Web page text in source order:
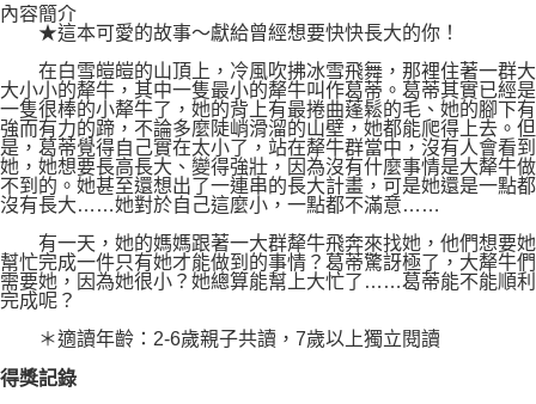
博客來商品配送方式
每筆NT$80，滿NT$1,000(含以上)免運費
內容簡介
★這本可愛的故事～獻給曾經想要快快長大的你！
在白雪皚皚的山頂上，冷風吹拂冰雪飛舞，那裡住著一群大
大小小的犛牛，其中一隻最小的犛牛叫作葛蒂。葛蒂其實已經是
一隻很棒的小犛牛了，她的背上有最捲曲蓬鬆的毛、她的腳下有
強而有力的蹄，不論多麼陡峭滑溜的山壁，她都能爬得上去。但
是，葛蒂覺得自己實在太小了，站在犛牛群當中，沒有人會看到
她，她想要長高長大、變得強壯，因為沒有什麼事情是大犛牛做
不到的。她甚至還想出了一連串的長大計畫，可是她還是一點都
沒有長大……她對於自己這麼小，一點都不滿意……
有一天，她的媽媽跟著一大群犛牛飛奔來找她，他們想要她
幫忙完成一件只有她才能做到的事情？葛蒂驚訝極了，大犛牛們
需要她，因為她很小？她總算能幫上大忙了……葛蒂能不能順利
完成呢？
＊適讀年齡：2-6歲親子共讀，7歲以上獨立閱讀
得獎記錄